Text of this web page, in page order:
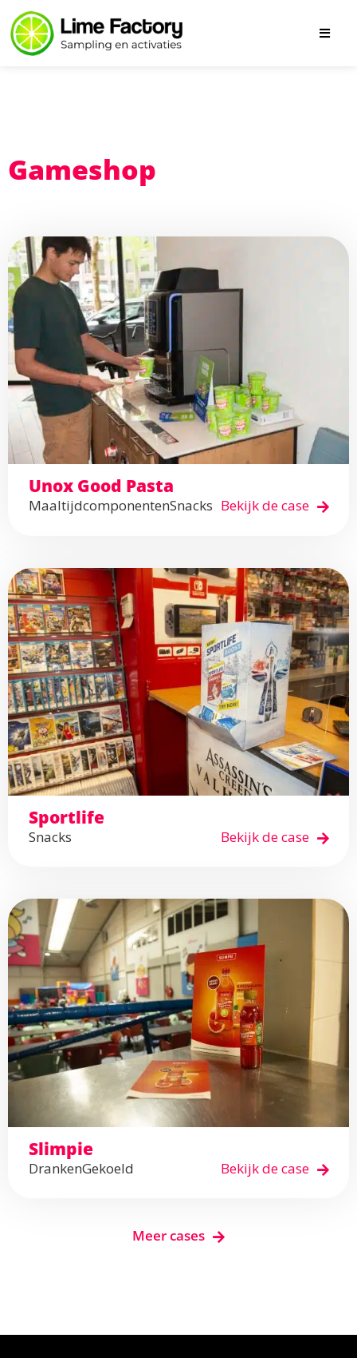
Gameshop
Unox Good Pasta
MaaltijdcomponentenSnacks Bekijk de case
Sportlife
Snacks Bekijk de case
Slimpie
DrankenGekoeld Bekijk de case
Meer cases